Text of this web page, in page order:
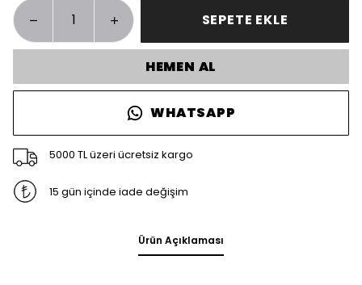
SEPETE EKLE
HEMEN AL
WHATSAPP
5000 TL üzeri ücretsiz kargo
15 gün içinde iade değişim
Ürün Açıklaması